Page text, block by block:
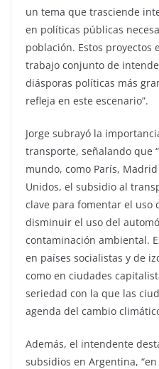
un tema que trasciende
en políticas públicas
población. Estos proyectos
trabajo conjunto de
diásporas políticas más
refleja en este escenario”.
Jorge subrayó la
transporte, señalando que
mundo, como París,
Unidos, el subsidio al
clave para fomentar el uso
disminuir el uso del
contaminación ambiental.
en países socialistas y de
como en ciudades
seriedad con la que las
agenda del cambio
Además, el intendente
subsidios en Argentina,